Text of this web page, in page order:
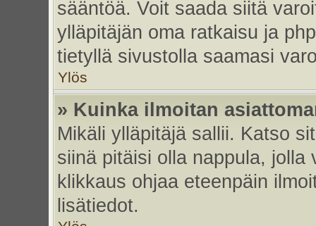
sääntöä. Voit saada siitä
ylläpitäjän oma ratkaisu ja
tietyllä sivustolla saamasi
Ylös
» Kuinka ilmoitan
Mikäli ylläpitäjä sallii. Katso
siinä pitäisi olla nappula, jolla
klikkaus ohjaa eteenpäin
lisätiedot.